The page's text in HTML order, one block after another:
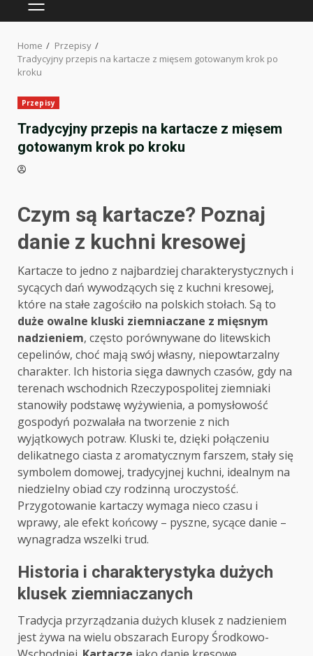
PRIMARY
Home
Przepisy
Tradycyjny przepis na kartacze z mięsem gotowanym krok po
kroku
Przepisy
Tradycyjny przepis na kartacze z mięsem
gotowanym krok po kroku
Czym są kartacze? Poznaj
danie z kuchni kresowej
Kartacze to jedno z najbardziej charakterystycznych i
sycących dań wywodzących się z kuchni kresowej,
które na stałe zagościło na polskich stołach. Są to
duże owalne kluski ziemniaczane z mięsnym
nadzieniem, często porównywane do litewskich
cepelinów, choć mają swój własny, niepowtarzalny
charakter. Ich historia sięga dawnych czasów, gdy na
terenach wschodnich Rzeczypospolitej ziemniaki
stanowiły podstawę wyżywienia, a pomysłowość
gospodyń pozwalała na tworzenie z nich
wyjątkowych potraw. Kluski te, dzięki połączeniu
delikatnego ciasta z aromatycznym farszem, stały się
symbolem domowej, tradycyjnej kuchni, idealnym na
niedzielny obiad czy rodzinną uroczystość.
Przygotowanie kartaczy wymaga nieco czasu i
wprawy, ale efekt końcowy – pyszne, sycące danie –
wynagradza wszelki trud.
Historia i charakterystyka dużych
klusek ziemniaczanych
Tradycja przyrządzania dużych klusek z nadzieniem
jest żywa na wielu obszarach Europy Środkowo-